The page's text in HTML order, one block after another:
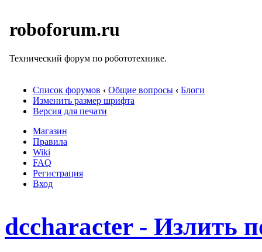
roboforum.ru
Технический форум по робототехнике.
Список форумов ‹ Общие вопросы ‹ Блоги
Изменить размер шрифта
Версия для печати
Магазин
Правила
Wiki
FAQ
Регистрация
Вход
dccharacter - Излить